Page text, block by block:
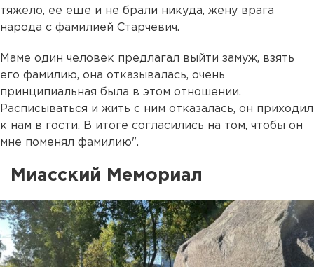
тяжело, ее еще и не брали никуда, жену врага
народа с фамилией Старчевич.
Маме один человек предлагал выйти замуж, взять
его фамилию, она отказывалась, очень
принципиальная была в этом отношении.
Расписываться и жить с ним отказалась, он приходил
к нам в гости. В итоге согласились на том, чтобы он
мне поменял фамилию".
Миасский Мемориал